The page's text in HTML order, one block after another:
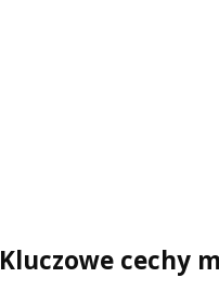
Kluczowe cechy